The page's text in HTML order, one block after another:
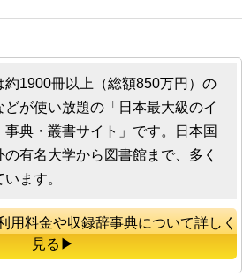
約1900冊以上（総額850万円）の
が使い放題の「日本最大級のイ
事典・叢書サイト」です。日本国
有名大学から図書館まで、多く
ます。
用料金や収録辞事典について詳しく
見る▶